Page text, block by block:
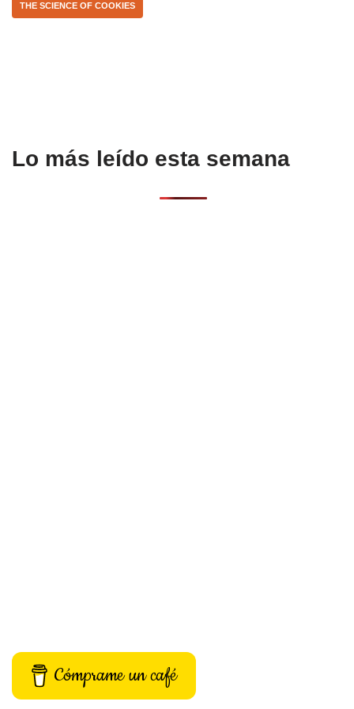
o
p
THE SCIENCE OF COOKIES
Lo más leído esta semana
Cómprame un café